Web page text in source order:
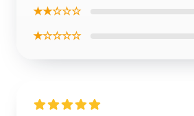
★★☆☆☆
★☆☆☆☆